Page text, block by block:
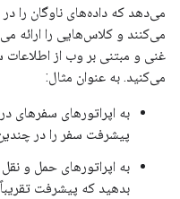
می‌کنند و کلاس‌هایی را ارائه
غنی و مبتنی بر وب از اطلاعات
می‌کنید. به عنوان مثال:
به اپراتورهای سفرهای
پیشرفت سفر را در
به اپراتورهای حمل و نقل
بدهید که پیشرفت